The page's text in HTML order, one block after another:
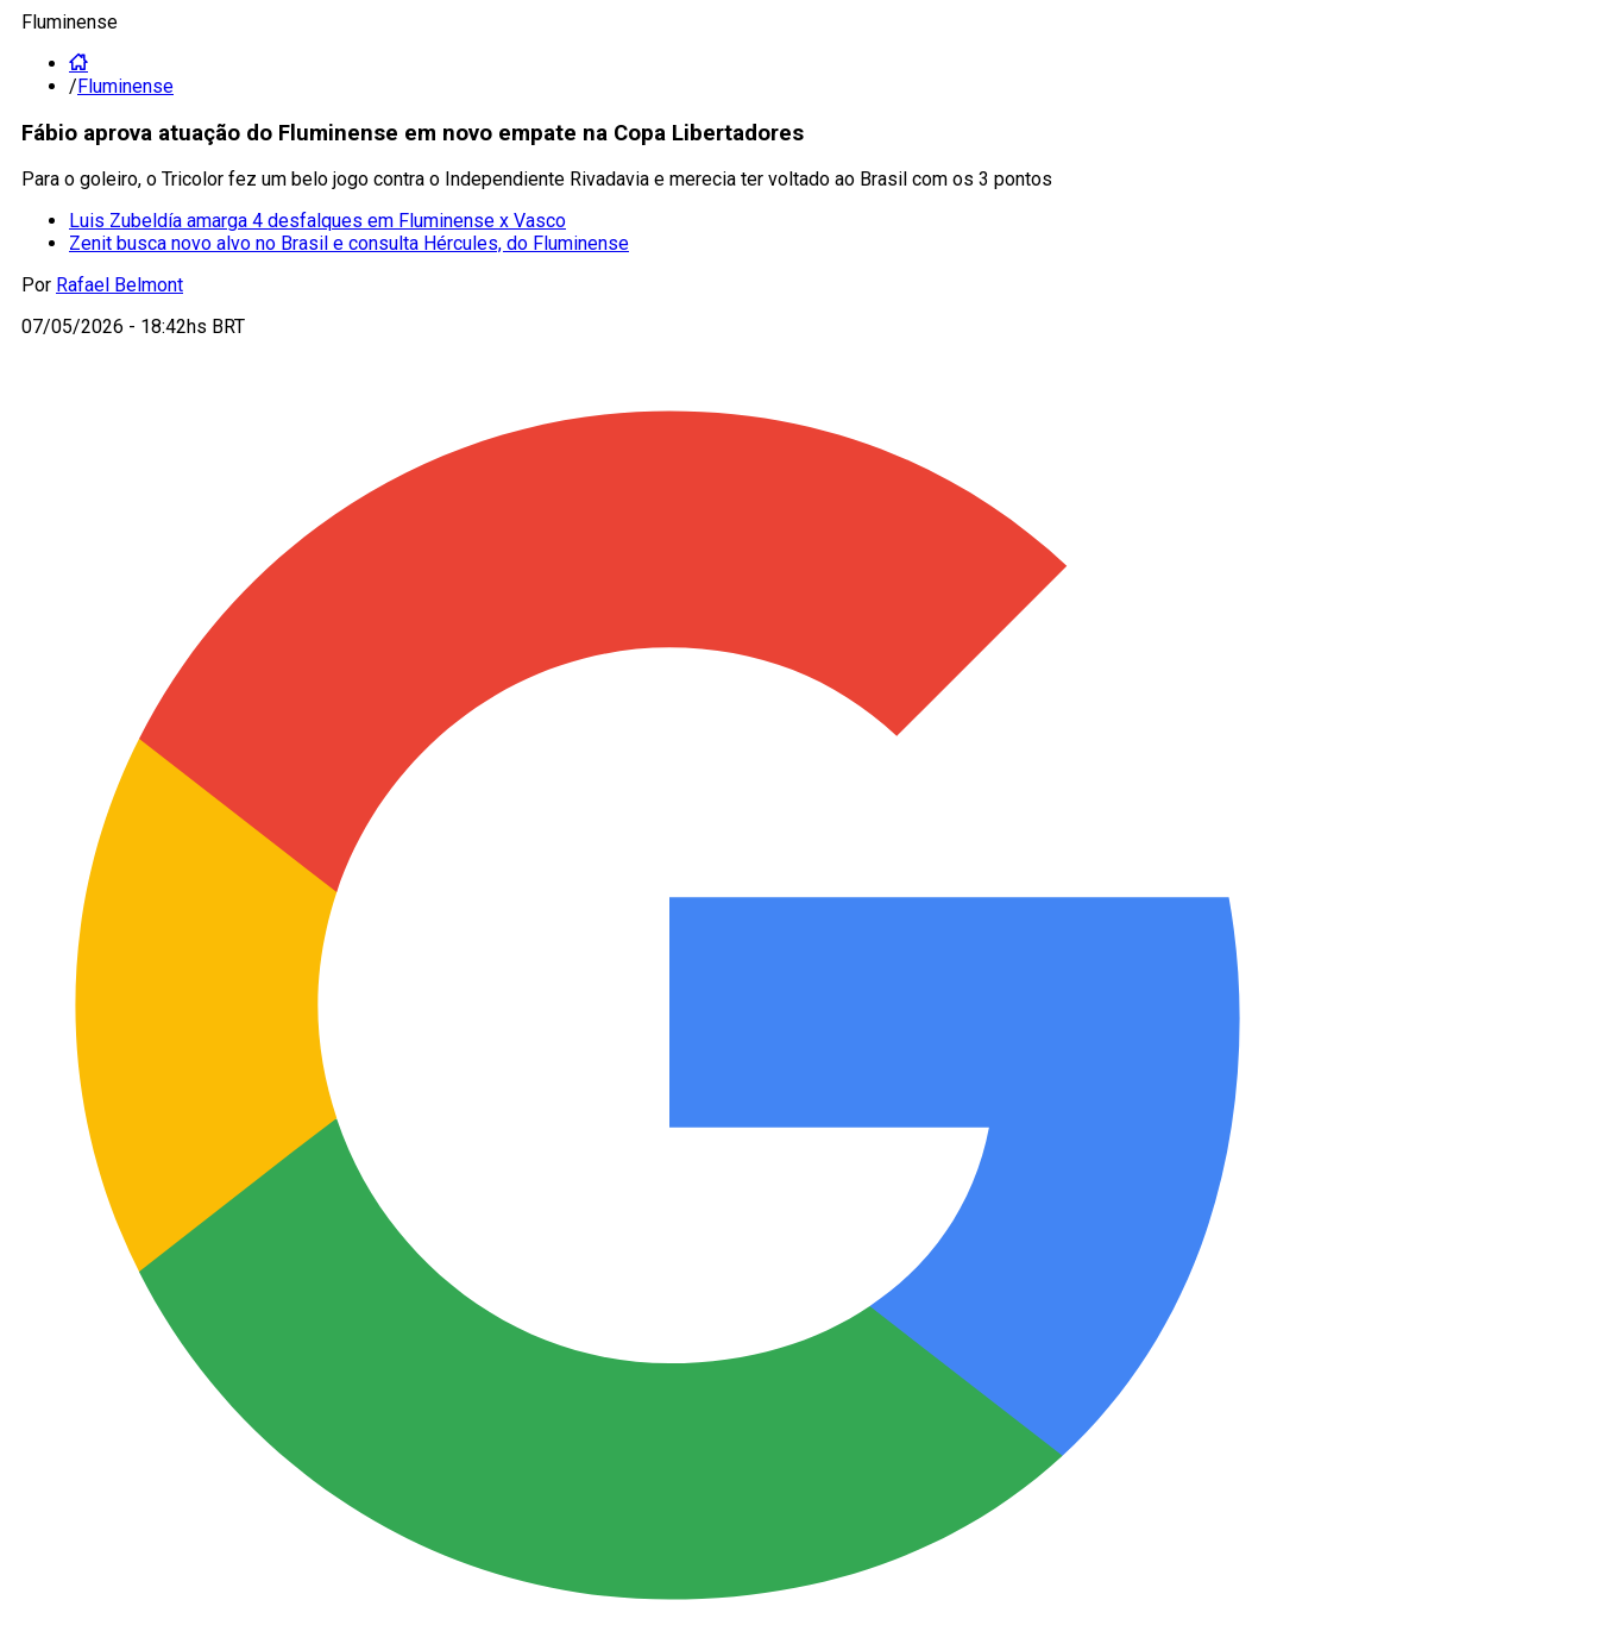
Fluminense
/Fluminense
Fábio aprova atuação do Fluminense em novo empate na Copa Libertadores
Para o goleiro, o Tricolor fez um belo jogo contra o Independiente Rivadavia e merecia ter voltado ao Brasil com os 3 pontos
Luis Zubeldía amarga 4 desfalques em Fluminense x Vasco
Zenit busca novo alvo no Brasil e consulta Hércules, do Fluminense
Por Rafael Belmont
07/05/2026 - 18:42hs BRT